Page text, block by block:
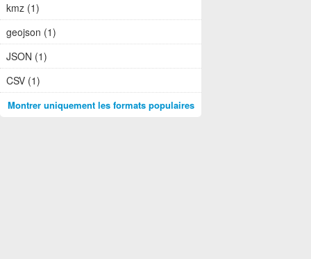
kmz (1)
geojson (1)
JSON (1)
CSV (1)
Montrer uniquement les formats populaires